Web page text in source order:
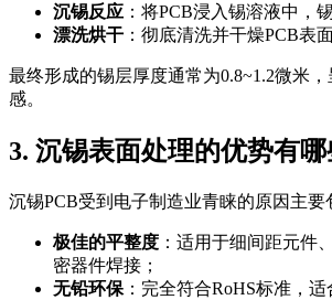
沉锡反应 ：将PCB浸入锡溶液中，
漂洗烘干 ：彻底清洗并干燥PCB表面
最终形成的锡层厚度通常为0.8~1.2微米
感。
3. 沉锡表面处理的优势有哪
沉锡PCB受到电子制造业青睐的原因主要
极佳的平整度 ：适用于细间距元件
密器件焊接；
无铅环保 ：完全符合RoHS标准，适